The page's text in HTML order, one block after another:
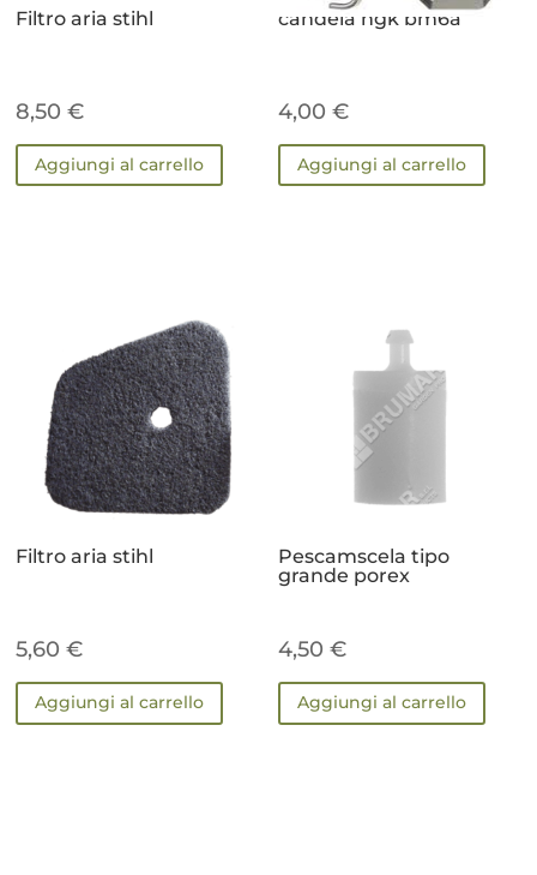
Filtro aria stihl
8,50€
Aggiungi al carrello
candela ngk bm6a
4,00€
Aggiungi al carrello
Filtro aria stihl
5,60€
Aggiungi al carrello
Pescamscela tipo
grande porex
4,50€
Aggiungi al carrello